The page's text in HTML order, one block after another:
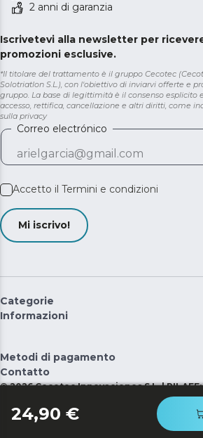
24,90 €
2 anni di garanzia
Iscrivetevi alla newsletter per
promozioni esclusive.
*Il titolare del trattamento è il gruppo Cecotec
Solotriatlon S.L.), con l'obiettivo di inviarvi offerte e
gruppo. La base di legittimità è il consenso esplicito
accesso, rettifica, cancellazione e altri diritti, come
sulla privacy
Correo electrónico
Accetto il Termini e condizioni
Mi iscrivo!
Categorie
Informazioni
Metodi di pagamento
Contatto
©2026 Cecotec Innovaciones S.L. | RII-AEE: